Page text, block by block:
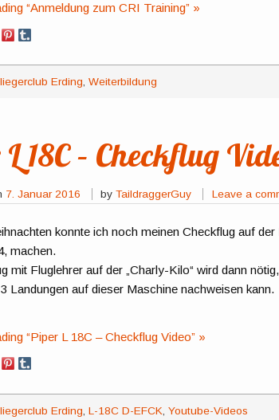
“Anmeldung zum CRI Training” »
Erding, Weiterbildung
18C – Checkflug
7. Januar 2016 byTaildraggerGuy Leave a
konnte ich noch meinen Checkflug auf
machen.
mit Fluglehrer auf der „Charly-Kilo“ wird dann
Landungen auf dieser Maschine nachweisen kann.
“Piper L 18C – Checkflug Video” »
Erding, L-18C D-EFCK, Youtube-Videos